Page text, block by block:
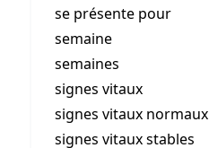
se présente pour
semaine
semaines
signes vitaux
signes vitaux normaux
signes vitaux stables